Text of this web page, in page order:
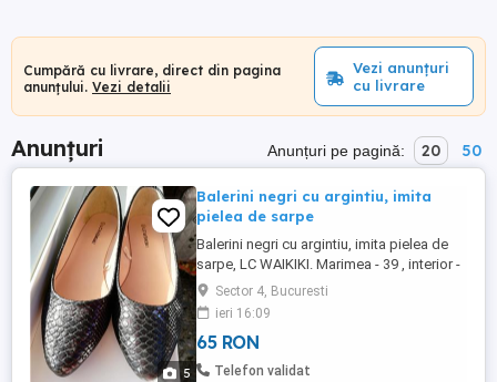
Cumpără cu livrare, direct din pagina
anunțului. Vezi detalii
Vezi anunțuri
cu livrare
Anunțuri Anunțuri pe pagină: 20 50
5
Balerini negri cu argintiu, imita
pielea de sarpe
Balerini negri cu argintiu, imita pielea de
sarpe, LC WAIKIKI. Marimea - 39 , interior -
in jur de 24 cm Purtati o singura data. NU
TRIMIT IN TARA. Predare personala in
Bucuresti
Sector 4, Bucuresti
ieri 16:09
65 RON
Telefon validat